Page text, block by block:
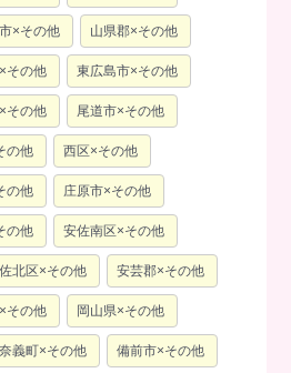
×その他 山県郡×その他
その他 東広島市×その他
その他 尾道市×その他
の他 西区×その他
の他 庄原市×その他
の他 安佐南区×その他
北区×その他 安芸郡×その他
その他 岡山県×その他
義町×その他 備前市×その他